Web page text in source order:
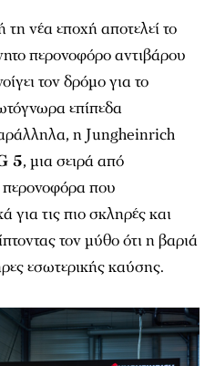
νέα εποχή αποτελεί το
περονοφόρο αντιβάρου
τον δρόμο για το
επίπεδα
η Jungheinrich
5, μια σειρά από
περονοφόρα που
για τις πιο σκληρές και
τον μύθο ότι η βαριά
εσωτερικής καύσης.